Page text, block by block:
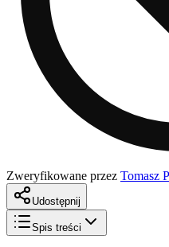
Zweryfikowane przez Tomasz
Udostępnij
Spis treści